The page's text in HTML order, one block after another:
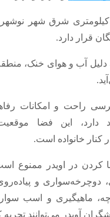
آویدر در ۳۰ کیلومتری شرق شهر
قرار دارد.
دلیل آب و هوای خنک،
راحت و امکانات
دارد، این فضا
کنار خانواده است.
کردن در اویدر ممنوع
دوچرخه‌سواری و
ماهیگیری و اسب
آویدر می‌توانند تجربه